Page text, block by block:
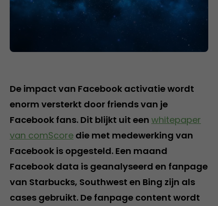
De impact van Facebook activatie wordt
enorm versterkt door friends van je
Facebook fans. Dit blijkt uit een whitepaper
van comScore die met medewerking van
Facebook is opgesteld. Een maand
Facebook data is geanalyseerd en fanpage
van Starbucks, Southwest en Bing zijn als
cases gebruikt. De fanpage content wordt